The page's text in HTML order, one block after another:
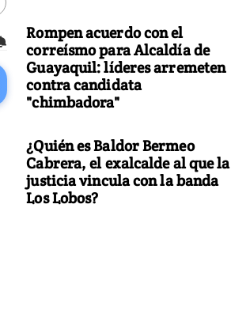
Rompen acuerdo con el
correísmo para Alcaldía de
Guayaquil: líderes arremeten
contra candidata
"chimbadora"
¿Quién es Baldor Bermeo
Cabrera, el exalcalde al que la
justicia vincula con la banda
Los Lobos?